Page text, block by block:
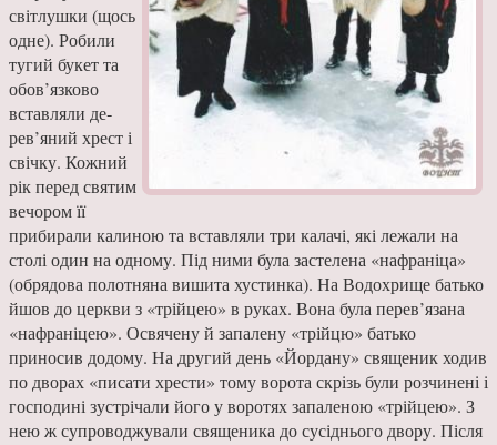
світлушки (щось
одне). Робили
тугий букет та
обов’язково
вставляли де­
рев’яний хрест і
свічку. Кож­ний
рік перед святим
вечо­ром її
прибирали калиною та вставляли три калачі, які ле­жали на
столі один на одному. Під ними була застелена «на­франіца»
(обрядова полотняна вишита хустинка). На Водо­хрище батько
йшов до церкви з «трійцею» в руках. Вона була перев’язана
«нафрані­цею». Освячену й запалену «трійцю» батько
приносив до­дому. На другий день «Йорда­ну» священик ходив
по дворах «писати хрести» тому ворота скрізь були розчинені і
госпо­дині зустрічали його у воротях запаленою «трійцею». З
нею ж супроводжували священика до сусіднього двору. Після